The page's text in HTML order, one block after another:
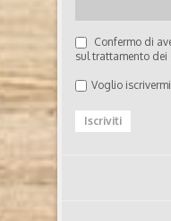
Confermo di
sul trattamento dei
Voglio